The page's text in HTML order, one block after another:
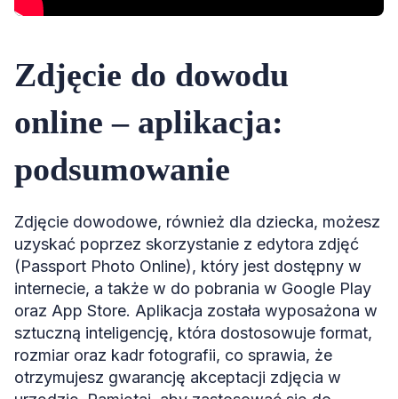
Zdjęcie do dowodu
online ‒ aplikacja:
podsumowanie
Zdjęcie dowodowe, również dla dziecka, możesz
uzyskać poprzez skorzystanie z edytora zdjęć
(Passport Photo Online), który jest dostępny w
internecie, a także w do pobrania w Google Play
oraz App Store. Aplikacja została wyposażona w
sztuczną inteligencję, która dostosowuje format,
rozmiar oraz kadr fotografii, co sprawia, że
otrzymujesz gwarancję akceptacji zdjęcia w